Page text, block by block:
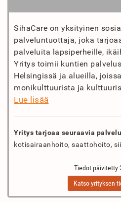
SihaCare on yksityinen
palveluntuottaja, joka
palveluita lapsiperheille,
Yritys toimii kuntien
Helsingissä ja alueilla,
monikulttuurista ja
Lue lisää
Yritys tarjoaa seuraavia
kotisairaanhoito, saattohoito,
Tiedot päivitetty
Katso yrityksen